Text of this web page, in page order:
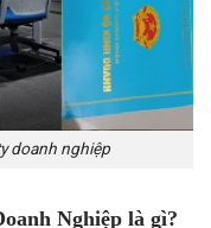
doanh nghiệp
Nghiệp là gì?